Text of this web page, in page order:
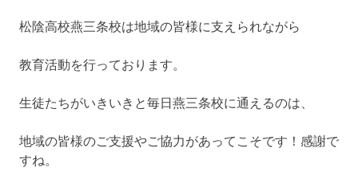
松陰高校燕三条校は地域の皆様に支えられながら
教育活動を行っております。
生徒たちがいきいきと毎日燕三条校に通えるのは、
地域の皆様のご支援やご協力があってこそです！感謝で
すね。